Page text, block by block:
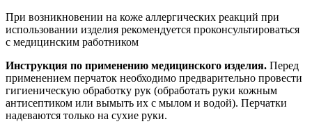
При возникновении на коже аллергических реакций при
использовании изделия рекомендуется проконсультироваться
с медицинским работником
Инструкция по применению медицинского изделия. Перед
применением перчаток необходимо предварительно провести
гигиеническую обработку рук (обработать руки кожным
антисептиком или вымыть их с мылом и водой). Перчатки
надеваются только на сухие руки.